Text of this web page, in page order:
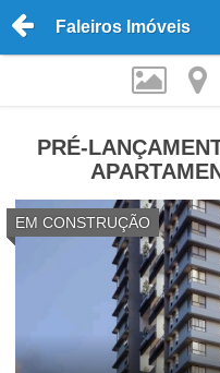
Faleiros Imóveis
PRÉ-
EM CONSTRUÇÃO